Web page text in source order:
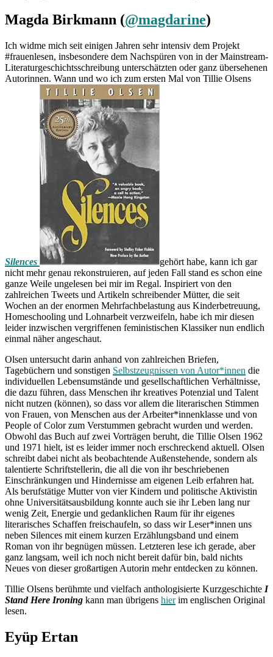
Magda Birkmann (@magdarine)
Ich widme mich seit einigen Jahren sehr intensiv dem Projekt
#frauenlesen, insbesondere dem Nachspüren von in der Mainstream-
Literaturgeschichtsschreibung unterschätzten oder ganz übersehenen
Autorinnen. Wann und wo ich zum ersten Mal von Tillie Olsens
Silences
gehört habe, kann ich gar
nicht mehr genau rekonstruieren, auf jeden Fall stand es schon eine
ganze Weile ungelesen bei mir im Regal. Inspiriert von den
zahlreichen Tweets und Artikeln schreibender Mütter, die seit
Wochen an der enormen Mehrfachbelastung aus Kinderbetreuung,
Homeschooling und Lohnarbeit verzweifeln, habe ich mir diesen
leider inzwischen vergriffenen feministischen Klassiker nun endlich
einmal näher angeschaut.
Olsen untersucht darin anhand von zahlreichen Briefen,
Tagebüchern und sonstigen Selbstzeugnissen von Autor*innen die
individuellen Lebensumstände und gesellschaftlichen Verhältnisse,
die dazu führen, dass Menschen ihr kreatives Potenzial und Talent
nicht nutzen (können), so dass vor allem die literarischen Stimmen
von Frauen, von Menschen aus der Arbeiter*innenklasse und von
People of Color zum Verstummen gebracht wurden und werden.
Obwohl das Buch auf zwei Vorträgen beruht, die Tillie Olsen 1962
und 1971 hielt, ist es leider immer noch erschreckend aktuell. Olsen
schreibt dabei nicht als beobachtende Außenstehende, sondern als
talentierte Schriftstellerin, die all die von ihr beschriebenen
Einschränkungen und Hindernisse am eigenen Leib erfahren hat.
Als berufstätige Mutter von vier Kindern und politische Aktivistin
ohne Universitätsausbildung konnte auch sie ihr Leben lang nur
wenig Zeit, Energie und gedanklichen Raum für ihr eigenes
literarisches Schaffen freischaufeln, so dass wir Leser*innen uns
neben Silences mit einem kurzen Erzählungsband und einem
Roman von ihr begnügen müssen. Letzteren lese ich gerade, aber
ganz langsam, weil ich noch nicht bereit dafür bin, bald nichts
Neues von dieser großartigen Autorin mehr entdecken zu können.
Tillie Olsens berühmte und vielfach anthologisierte Kurzgeschichte I
Stand Here Ironing kann man übrigens hierim englischen Original
lesen.
Eyüp Ertan